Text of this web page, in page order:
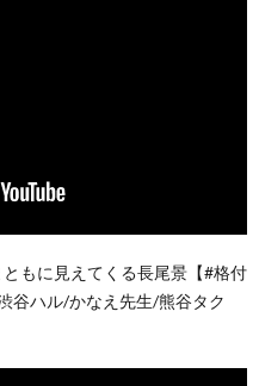
ともに見えてくる長尾景【#格付
谷ハル/かなえ先生/熊谷タク